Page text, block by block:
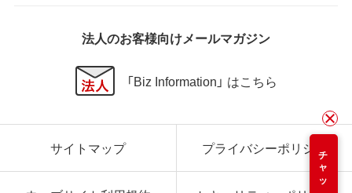
チャット
法人のお客様向けメールマガジン
「Biz Information」 はこちら
サイトマップ プライバシーポリシー